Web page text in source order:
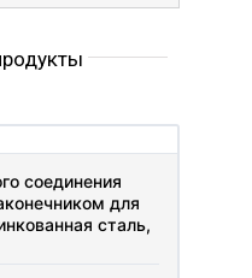
соединения
для
сталь,